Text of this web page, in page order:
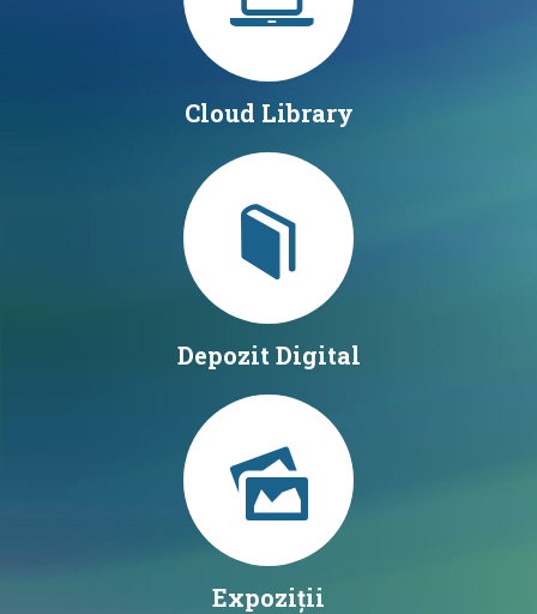
Cloud Library
Depozit Digital
Expoziții